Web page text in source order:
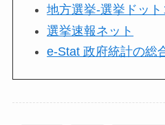
地方選挙-選挙ドット
選挙速報ネット
e-Stat 政府統計の総